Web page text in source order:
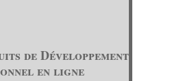
de Développement
en ligne